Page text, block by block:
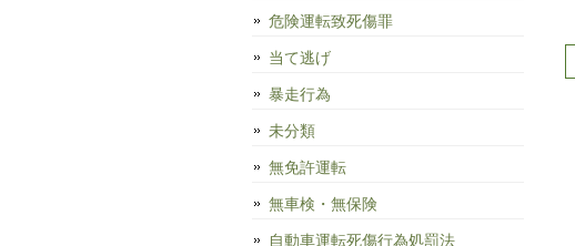
危険運転致死傷罪
当て逃げ
暴走行為
未分類
無免許運転
無車検・無保険
自動車運転死傷行為処罰法